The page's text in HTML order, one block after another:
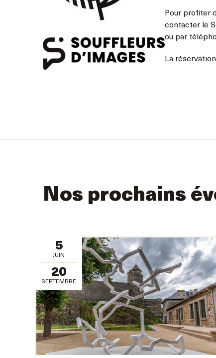
Pour profiter
contacter le
ou par
La
Nos prochains
5
JUIN
20
SEPTEMBRE